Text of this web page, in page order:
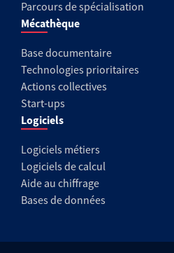
Parcours de spécialisation
Mécathèque
Base documentaire
Technologies prioritaires
Actions collectives
Start-ups
Logiciels
Logiciels métiers
Logiciels de calcul
Aide au chiffrage
Bases de données